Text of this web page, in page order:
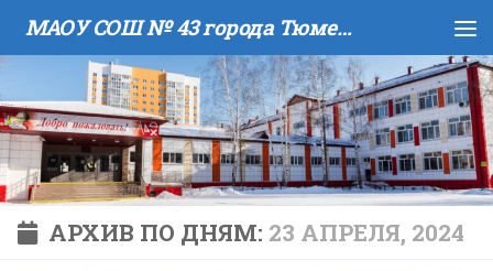
Skip to content МАОУ COШ № 43 города Тюмени имени В.И. Муравленко
АРХИВ ПО ДНЯМ: 23 АПРЕЛЯ, 2024